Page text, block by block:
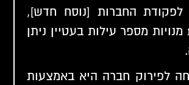
בסעיף 257 לפקודת החברות [נוסח חדש],
תשמ"ג-1983 מנויות מספר עילות בעטיין ניתן
לפירוק חברה היא באמצעות